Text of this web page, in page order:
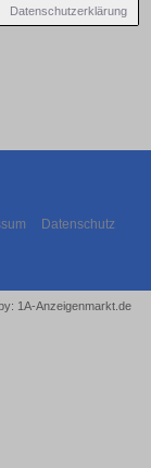
Datenschutzerklärung
Datenschutz
1A-Anzeigenmarkt.de